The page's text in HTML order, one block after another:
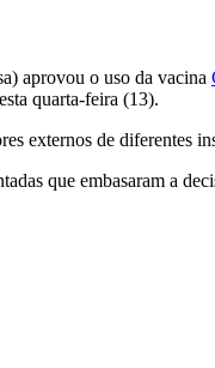
aprovou o uso da vacina
quarta-feira (13).
externos de diferentes
que embasaram a